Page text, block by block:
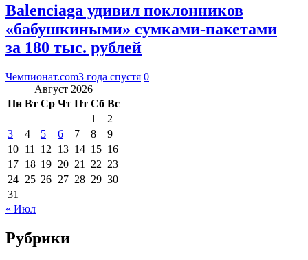
Balenciaga удивил поклонников
«бабушкиными» сумками-пакетами
за 180 тыс. рублей
Чемпионат.com3 года спустя 0
Август 2026
Пн Вт Ср Чт Пт Сб Вс
1
2
3
4 5 6 7 8
9
10 11 12 13 14 15 16
17 18 19 20 21 22 23
24 25 26 27 28 29 30
31
« Июл
Рубрики